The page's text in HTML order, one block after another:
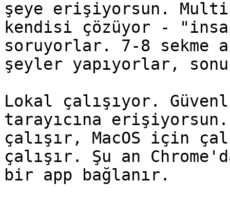
şeye erişiyorsun.
kendisi çözüyor -
soruyorlar. 7-8 sekme
şeyler yapıyorlar,
Lokal çalışıyor.
tarayıcına
çalışır, MacOS için
çalışır. Şu an
bir app bağlanır.